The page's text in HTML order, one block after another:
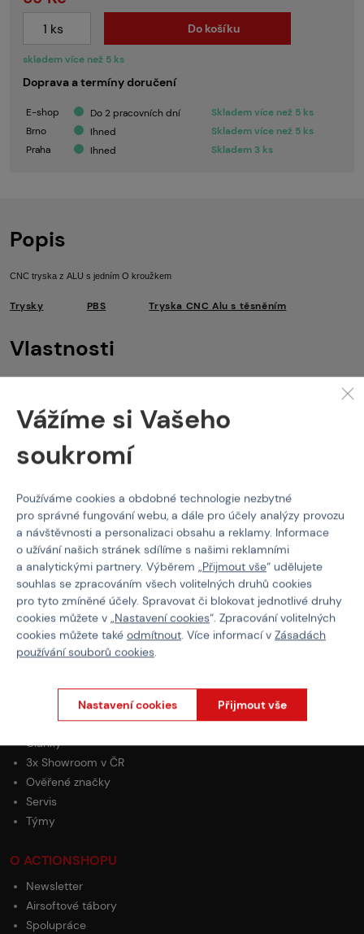
skladem více než 5 ks
Do košíku
Doprava a termíny doručení
E-shop Do 2 pracovních dní
Skladem více než 5 ks
Brno
Ihned
Skladem více než 5 ks
Praha
Ihned Skladem 3 ks
Popis
CNC tryska z ALU s jedním O kroužkem
Trysky PBS Tryska CNC Alu s těsněním
Vlastnosti
217334
Délka trysky
O NÁKUPU
Platba
Doprava
Obchodní podmínky
Všeobecné podmínky programu Týmy
Reklamační řád
Odstoupení od smlouvy
Ochrana osobních údajů
PROČ NAKUPOVAT U NÁS?
Paintballshop.cz
Články
3x Showroom v ČR
Ověřené značky
Servis
Týmy
O ACTIONSHOPU
Newsletter
Airsoftové tábory
Spolupráce
Vážíme si Vašeho
soukromí
Používáme cookies a obdobné technologie nezbytné
pro správné fungování webu, a dále pro účely analýzy provozu
a návštěvnosti a personalizaci obsahu a reklamy. Informace
o užívání našich stránek sdílíme s našimi reklamními
a analytickými partnery. Výběrem „Přijmout vše“ udělujete
souhlas se zpracováním všech volitelných druhů cookies
pro tyto zmíněné účely. Spravovat či blokovat jednotlivé druhy
cookies můžete v „Nastavení cookies“. Zpracování volitelných
cookies můžete také odmítnout. Více informací v Zásadách
používání souborů cookies.
Nastavení cookies Přijmout vše